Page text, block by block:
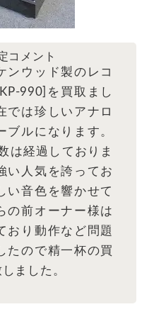
コメント
ンウッド製のレコ
990]を買取まし
では珍しいアナロ
ブルになります。
は経過しておりま
い人気を誇ってお
い音色を響かせて
の前オーナー様は
おり動作など問題
たので精一杯の買
ました。